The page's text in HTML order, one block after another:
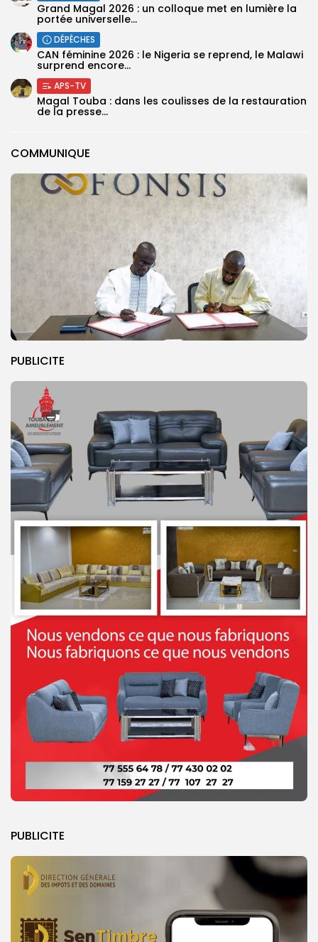
COMMUNIQUE
PUBLICITE
PUBLICITE
Grand Magal 2026 : un colloque met en lumière la
portée universelle...
DÉPÊCHES
‎CAN féminine 2026 : le Nigeria se reprend, le Malawi
surprend encore...
APS-TV
Magal Touba : dans les coulisses de la restauration
de la presse...